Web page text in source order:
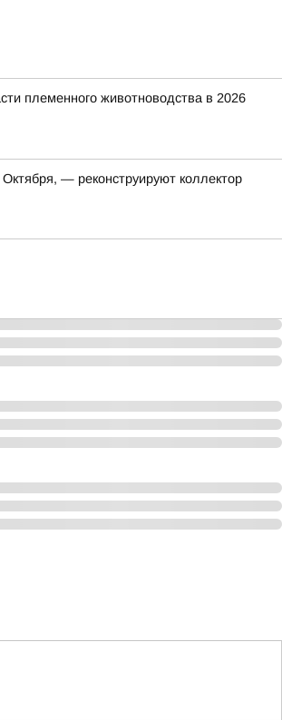
племенного животноводства в 2026
— реконструируют коллектор